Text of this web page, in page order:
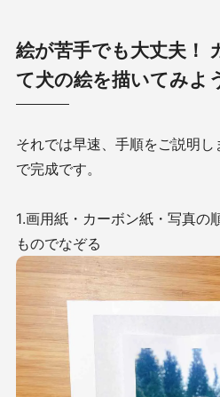
絵が苦手でも大丈夫！
て犬の絵を描いてみよ
それでは早速、手順をご説明
で完成です。
1.画用紙・カーボン紙・写真の
ものでなぞる